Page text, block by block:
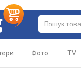
Фото TV